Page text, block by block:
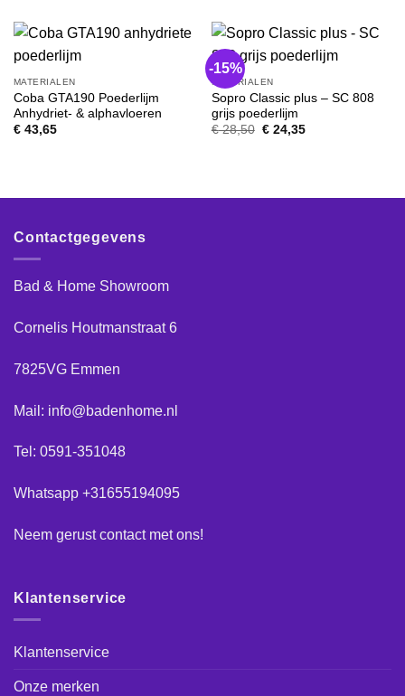
MATERIALEN
Coba GTA190 Poederlijm
Anhydriet- & alphavloeren
€43,65
-15%
MATERIALEN
Sopro Classic plus – SC 808
grijs poederlijm
€28,50 Oorspronkelijke
€24,35Huidige
Contactgegevens
Bad & Home Showroom
Cornelis Houtmanstraat 6
7825VG Emmen
Mail: info@badenhome.nl
Tel: 0591-351048
Whatsapp +31655194095
Neem gerustcontactmet ons!
Klantenservice
Klantenservice
Onze merken